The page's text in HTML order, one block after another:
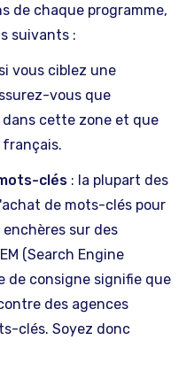
de chaque programme,
suivants :
vous ciblez une
vous que
cette zone et que
français.
clés : la plupart des
de mots-clés pour
sur des
(Search Engine
de consigne signifie que
des agences
clés. Soyez donc